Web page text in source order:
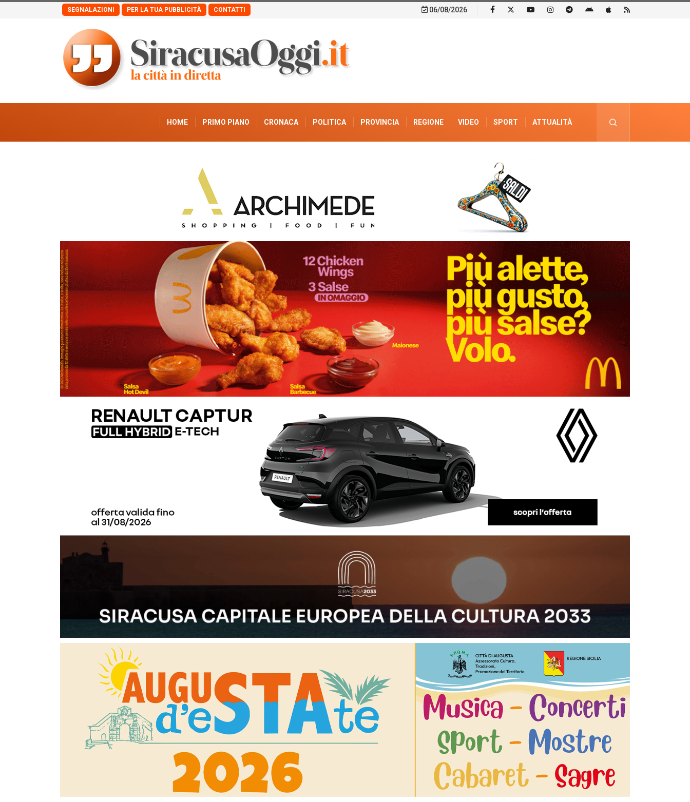
SEGNALAZIONI PER LA TUA PUBBLICITÀ CONTATTI 06/08/2026
HOME PRIMO PIANO CRONACA POLITICA PROVINCIA REGIONE VIDEO SPORT ATTUALITÀ
PUBBLICITÀ ELETTORALE